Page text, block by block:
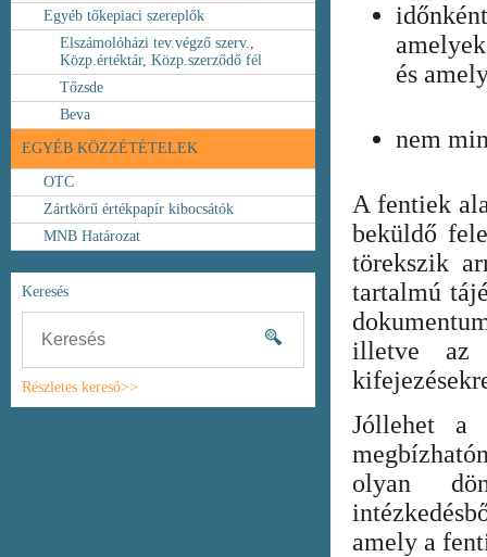
Egyéb tőkepiaci szereplők
Elszámolóházi tev.végző szerv.,
Közp.értéktár, Közp.szerződő fél
Tőzsde
Beva
EGYÉB KÖZZÉTÉTELEK
OTC
Zártkörű értékpapír kibocsátók
MNB Határozat
Keresés
Részletes kereső>>
és
nem
A fentiek
beküldő
törekszik
tartalmú
illetve az
Jóllehet a
olyan
amely a